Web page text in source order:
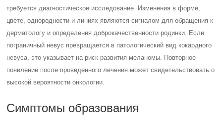
требуется диагностическое исследование. Изменения в форме,
цвете, однородности и линиях являются сигналом для обращения к
дерматологу и определения доброкачественности родинки. Если
пограничный невус превращается в патологический вид кокардного
невуса, это указывает на риск развития меланомы. Повторное
появление после проведенного лечения может свидетельствовать о
высокой вероятности онкологии.
Симптомы образования